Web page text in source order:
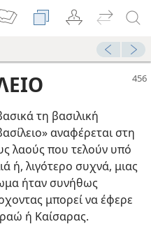
τη βασιλική
αναφέρεται στη
λαούς που τελούν υπό
ή, λιγότερο συχνά, μιας
ήταν συνήθως
μπορεί να έφερε
ή Καίσαρας.